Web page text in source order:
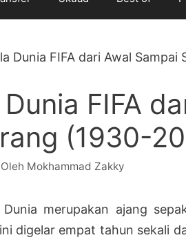
Dunia FIFA dari Awal
FIFA
(1930-
Oleh Mokhammad Zakky
merupakan ajang
digelar empat tahun sekali